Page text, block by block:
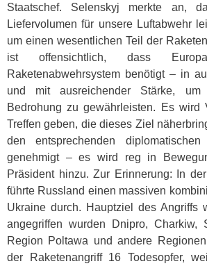
Staatschef. Selenskyj merkte an,
Liefervolumen für unsere Luftabwehr
um einen wesentlichen Teil der
ist offensichtlich, dass
Raketenabwehrsystem benötigt – in
und mit ausreichender Stärke,
Bedrohung zu gewährleisten. Es wird
Treffen geben, die dieses Ziel
den entsprechenden
genehmigt – es wird reg in
Präsident hinzu. Zur Erinnerung: In
führte Russland einen massiven
Ukraine durch. Hauptziel des Angriffs
angegriffen wurden Dnipro, Charkiw,
Region Poltawa und andere
der Raketenangriff 16 Todesopfer,